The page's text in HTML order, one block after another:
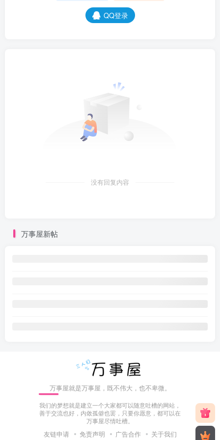
QQ登录
没有回复内容
万事屋新帖
万事屋就是万事屋，既不伟大，也不卑微。
我们的梦想就是建立一个大家都可以随意吐槽的网站，
善于交流也好，内敛孤僻也罢，只要你愿意，都可以在
万事屋尽情吐槽。
友链申请 免责声明 广告合作 关于我们